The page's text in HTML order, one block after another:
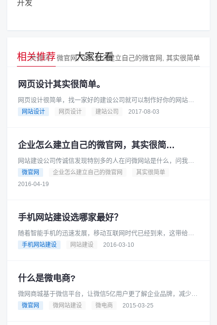
开发
相关推荐 大家在看
关键词：微官网 企业怎么建立自己的微官网 其实很简单
网页设计其实很简单。
网页设计很简单，找一家好的建设公司就可以制作好你的网站建
站公司承诺一: 网页设计需要一些时间，但是商场瞬息万变，公司
网站设计 网页设计 建站公司 2017-08-03
企业怎么建立自己的微官网，其实很简单。
网站建设公司传诚信发现特别多的人在问微网站是什么，问我们
能不能做，微网站有什么用，微网站怎么做，微网站建设流程等
问题，今天，在这里为大家统一......
微官网 企业怎么建立自己的微官网
其实很简单
2016-04-19
手机网站建设选哪家最好？
随着智能手机的迅速发展，移动互联网时代已经到来，这带给我
们要一个机遇还是危机，全取决于你能否迅速抢占先机，优先占
手机网站建设 网站建设 2016-03-10
什么是微电商?
微网商城基于微信平台，让微信5亿用户更了解企业品牌，减少宣
传成本 提高品牌知名度，打造更具影响力的品牌形象。建立企业
微官网 微网站建设 微电商 2015-03-25